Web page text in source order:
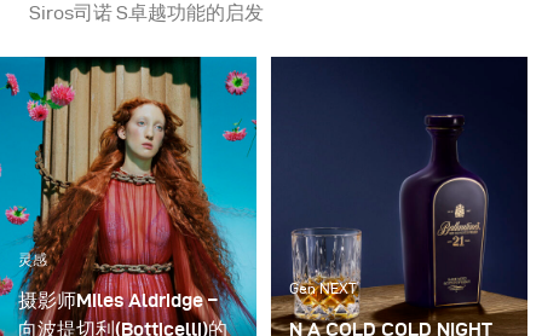
Siros司诺 S卓越功能的启发
灵感
摄影师Miles Aldridge –
向波提切利(Botticelli)的
Gen NEXT
N A COLD COLD NIGHT